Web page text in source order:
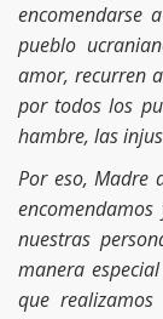
encomendarse
pueblo
amor, recurren
por todos los
hambre, las
Por eso, Madre
nuestras
manera
que